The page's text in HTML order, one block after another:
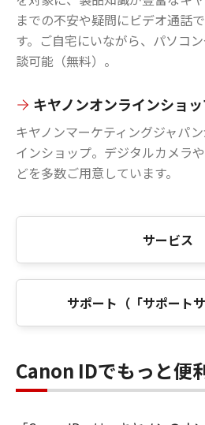
までの不安や疑問にビデオ通話
す。ご自宅にいながら、パソコ
談可能（無料）。
キヤノンオンラインショ
キヤノンマーケティングジャパ
インショップ。デジタルカメラ
どを多数ご用意しています。
サービス
サポート（「サポートサ
Canon IDでもっと便